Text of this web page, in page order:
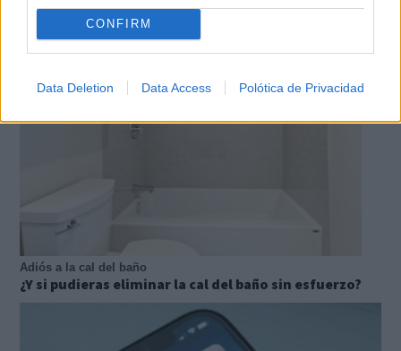
CONFIRM
Data Deletion Data Access Polótica de Privacidad
Costumbres que rompen todos los esquemas
Adiós a la cal del baño
¿Y si pudieras eliminar la cal del baño sin esfuerzo?